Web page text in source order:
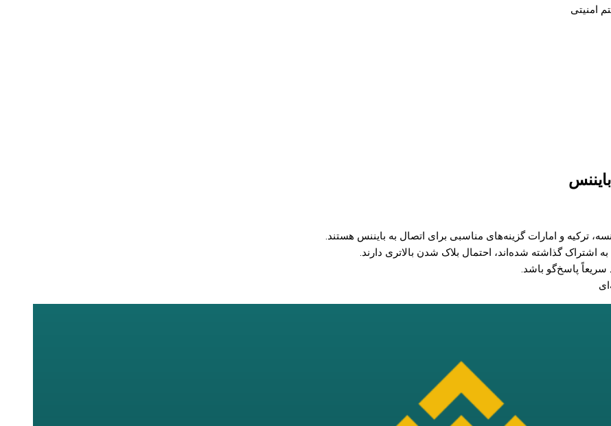
امنیتی
ترکیه و امارات گزینه‌های مناسبی برای اتصال به بایننس هستند.
اشتراک گذاشته شده‌اند، احتمال بلاک شدن بالاتری دارند.
سریعاً پاسخ‌گو باشد.